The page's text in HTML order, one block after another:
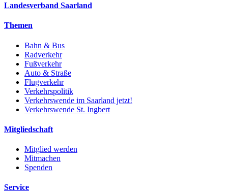
Landesverband Saarland
Themen
Bahn & Bus
Radverkehr
Fußverkehr
Auto & Straße
Flugverkehr
Verkehrspolitik
Verkehrswende im Saarland jetzt!
Verkehrswende St. Ingbert
Mitgliedschaft
Mitglied werden
Mitmachen
Spenden
Service